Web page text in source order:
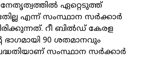
നേതൃത്വത്തില്‍ ഏറ്റെടുത്ത്
എന്ന് സംസ്ഥാന സര്‍ക്കാര്‍
റീ ബില്‍ഡ് കേരള
ഭാഗമായി 90 ശതമാനവും
സംസ്ഥാന സര്‍ക്കാര്‍